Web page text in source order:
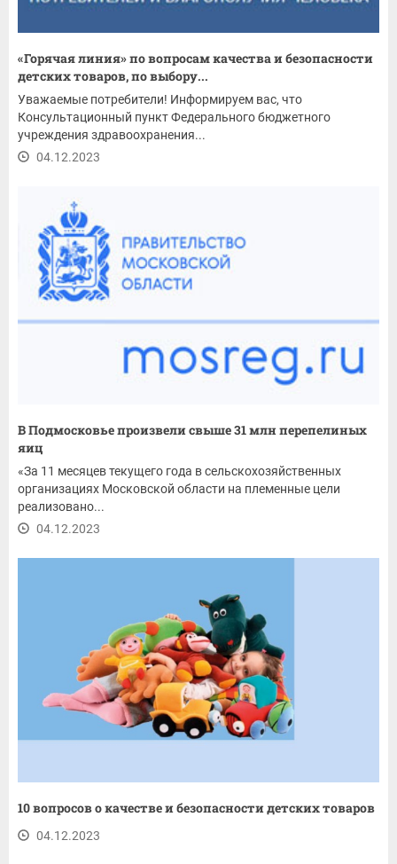
«Горячая линия» по вопросам качества и безопасности
детских товаров, по выбору...
Уважаемые потребители! Информируем вас, что
Консультационный пункт Федерального бюджетного
учреждения здравоохранения...
04.12.2023
В Подмосковье произвели свыше 31 млн перепелиных
яиц
«За 11 месяцев текущего года в сельскохозяйственных
организациях Московской области на племенные цели
реализовано...
04.12.2023
10 вопросов о качестве и безопасности детских товаров
04.12.2023